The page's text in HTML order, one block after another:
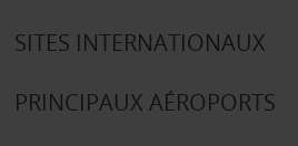
SITES INTERNATIONAUX
PRINCIPAUX AÉROPORTS